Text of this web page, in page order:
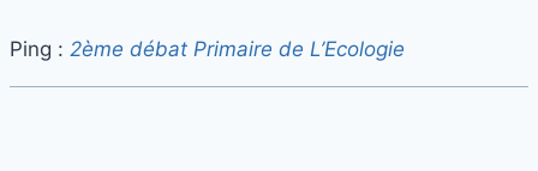
Ping : 2ème débat Primaire de L’Ecologie